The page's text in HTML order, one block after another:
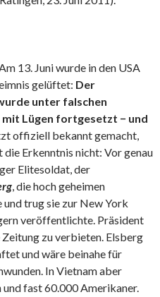
13. Juni wurde in den USA
gelüftet: Der
unter falschen
Lügen fortgesetzt − und
offiziell bekannt gemacht,
die Erkenntnis nicht: Vor genau
Elitesoldat, der
, die hoch geheimen
und trug sie zur New York
veröffentlichte. Präsident
zu verbieten. Elsberg
und wäre beinahe für
In Vietnam aber
fast 60.000 Amerikaner.